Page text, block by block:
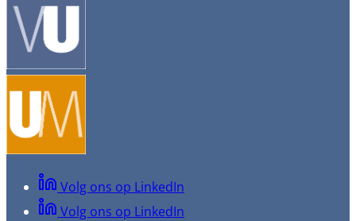
Volg ons op LinkedIn
Volg ons op LinkedIn